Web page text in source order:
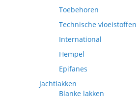
Toebehoren
Technische vloeistoffen
International
Hempel
Epifanes
Jachtlakken
Blanke lakken